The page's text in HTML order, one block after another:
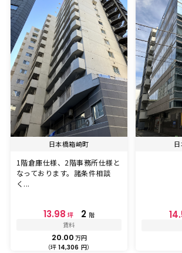
日本橋箱崎町
1階倉庫仕様、2階事務所仕様と
なっております。諸条件相談
く...
13.98 坪 2 階
賃料
20.00 万円
（坪 14,306 円）